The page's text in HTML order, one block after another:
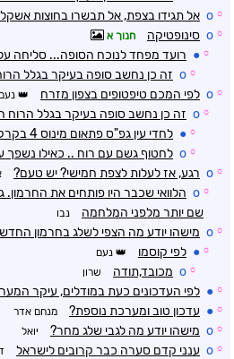
☼
o אל תגידו בצפת, אל תבשרו בחוצות
☼
o סינופטיקה חנוך א
☼
● רועד מפחד לנוכח הסופה... סליחה על
☼
o זה כן נחשב סופה בעיקר בגלל
☼
o לפי המכם טיפטופים בצפון מזרח נעם
☼
o זה כן נחשב סופה בעיקר בגלל הרוח
☼
● לחדי עין גפ"ס פתאום מינוס 4 בקרקע בצפון
☼
o לחטוף גשם עם רוח .. כאילו נשפך
☼
o רגע, אז לעלות לצפת חמישי? יש טעם?
☼
o הלוואי שכבר היו פותחים את
שם יותר מלפני המלחמה
נבו
☼
o מישהו יודע מה הצפי לשלג בחרמון
☼
● לפי קוסמו נעם
☼
o מכובד,תודה שרון
☼
● לפי העדכונים כעת במודלים, עיקר
☼
● עדכון טוב ומערכת נוספת? מנחם אדר
☼
o מישהו יודע מה לגבי שלג מחר? יואל
☼
o ענני קדם סערה כבר קרובים לישראל